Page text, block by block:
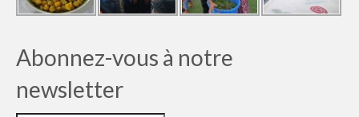
Abonnez-vous à notre
newsletter